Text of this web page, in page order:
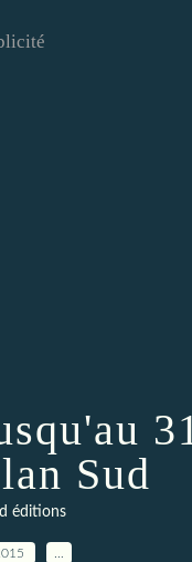
Sud
éditions